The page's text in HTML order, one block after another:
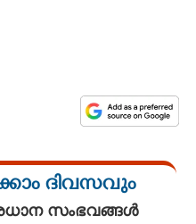
ദിവസവും
സംഭവങ്ങൾ